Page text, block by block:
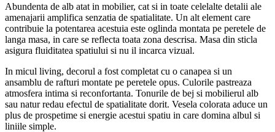
Abundenta de alb atat in mobilier, cat si in toate celelalte detalii ale
amenajarii amplifica senzatia de spatialitate. Un alt element care
contribuie la potentarea acestuia este oglinda montata pe peretele de
langa masa, in care se reflecta toata zona descrisa. Masa din sticla
asigura fluiditatea spatiului si nu il incarca vizual.
In micul living, decorul a fost completat cu o canapea si un
ansamblu de rafturi montate pe peretele opus. Culorile pastreaza
atmosfera intima si reconfortanta. Tonurile de bej si mobilierul alb
sau natur redau efectul de spatialitate dorit. Vesela colorata aduce un
plus de prospetime si energie acestui spatiu in care domina albul si
liniile simple.